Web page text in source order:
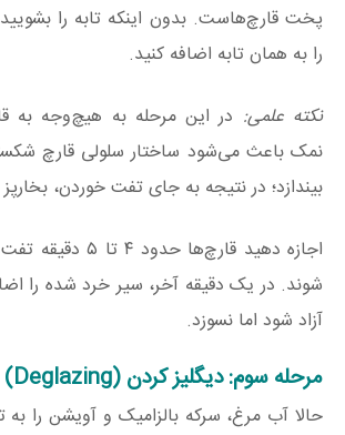
پخت قارچ‌هاست. بدون اینکه تابه را
را به همان تابه اضافه کنید.
نکته علمی: در این مرحله به هیچ‌وجه به
نمک باعث می‌شود ساختار سلولی قارچ
بیندازد؛ در نتیجه به جای تفت خوردن،
اجازه دهید قارچ‌ها
شوند. در یک دقیقه آخر، سیر خرد شده را
آزاد شود اما نسوزد.
مرحله سوم: دیگلیز کردن (Deglazing)
حالا آب مرغ، سرکه بالزامیک و آویشن را به